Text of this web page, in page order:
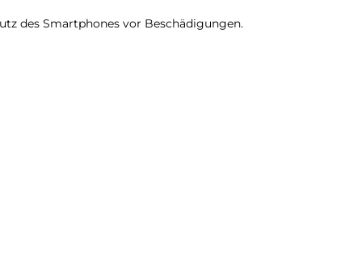
des Smartphones vor Beschädigungen.